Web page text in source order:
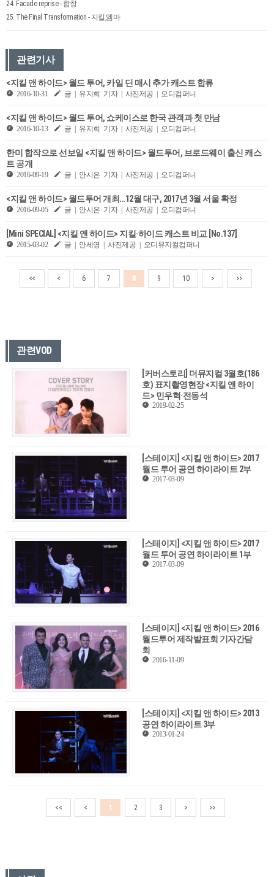
24. Facade reprise - 합창
25. The Final Transformation - 지킬,엠마
관련기사
<지킬 앤 하이드> 월드 투어, 카일 딘 매시 추가 캐스트 합류
2016-10-31 글 | 유지희 기자 | 사진제공 | 오디컴퍼니
<지킬 앤 하이드> 월드 투어, 쇼케이스로 한국 관객과 첫 만남
2016-10-13 글 | 유지희 기자 | 사진제공 | 오디컴퍼니
한미 합작으로 선보일 <지킬 앤 하이드> 월드투어, 브로드웨이 출신 캐스
트 공개
2016-09-19 글 | 안시은 기자 | 사진제공 | 오디컴퍼니
<지킬 앤 하이드> 월드투어 개최…12월 대구, 2017년 3월 서울 확정
2016-09-05 글 | 안시은 기자 | 사진제공 | 오디컴퍼니
[Mini SPECIAL] <지킬 앤 하이드> 지킬·하이드 캐스트 비교 [No.137]
2015-03-02 글 | 안세영 | 사진제공 | 오디뮤지컬컴퍼니
<< < 6 7 8 9 10 > >>
관련VOD
[커버스토리] 더뮤지컬 3월호(186
호) 표지촬영현장 <지킬 앤 하이
드> 민우혁·전동석
2019-02-25
[스테이지] <지킬 앤 하이드> 2017
월드 투어 공연 하이라이트 2부
2017-03-09
[스테이지] <지킬 앤 하이드> 2017
월드 투어 공연 하이라이트 1부
2017-03-09
[스테이지] <지킬 앤 하이드> 2016
월드투어 제작발표회 기자간담
회
2016-11-09
[스테이지] <지킬 앤 하이드> 2013
공연 하이라이트 3부
2013-01-24
<< < 1 2 3 > >>